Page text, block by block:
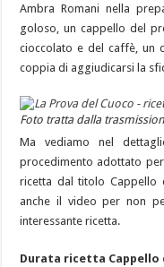
Ambra Romani nella
goloso, un cappello del
cioccolato e del caffè, un
coppia di aggiudicarsi la
Foto tratta dalla
Ma vediamo nel
procedimento adottato
ricetta dal titolo
anche il video per non
interessante ricetta.
Durata ricetta Cappello